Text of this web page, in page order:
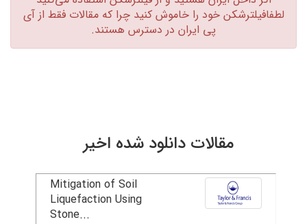
لطفافیلترشکن خود را خاموش کنید چرا که مقالات فقط از آی
پی ایران در دسترس هستند.‏
مقالات دانلود شده اخیر
Mitigation of Soil
Liquefaction Using
Stone...